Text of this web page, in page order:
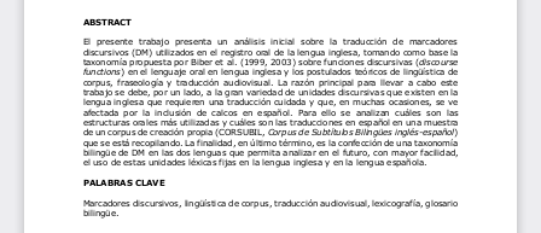
ABSTRACT
El  presente  trabajo  presenta  un  análisis  inicial  sobre  la  traducción  de  marcadores
discursivos (DM) utilizados en el registro oral de la lengua inglesa, tomando como base la
taxonomía propuesta por Biber et al. (1999, 2003) sobre funciones discursivas (discourse
functions) en el lenguaje oral en lengua inglesa y los postulados teóricos de lingüística de
corpus, fraseología y traducción audiovisual. La razón principal para llevar a cabo este
trabajo se debe, por un lado, a la gran variedad de unidades discursivas que existen en la
lengua inglesa que requieren una traducción cuidada y que, en muchas ocasiones, se ve
afectada  por  la  inclusión  de  calcos  en  español.  Para  ello  se  analizan  cuáles  son  las
estructuras orales más utilizadas y cuáles son las traducciones en español en una muestra
de un corpus de creación propia (CORSUBIL, Corpus de Subtítulos Bilingües inglés-español)
que se está recopilando. La finalidad, en último término, es la confección de una taxonomía
bilingüe de DM en las dos lenguas que permita analizar en el futuro, con mayor facilidad,
el uso de estas unidades léxicas fijas en la lengua inglesa y en la lengua española.
PALABRAS CLAVE
Marcadores discursivos, lingüística de corpus, traducción audiovisual, lexicografía, glosario
bilingüe.